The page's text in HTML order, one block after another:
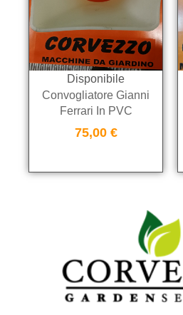
Disponibile
Convogliatore Gianni
Ferrari In PVC
75,00 €